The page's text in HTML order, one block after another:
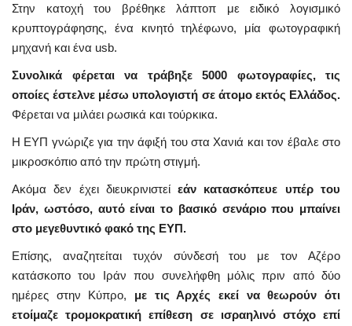
Στην κατοχή του βρέθηκε λάπτοπ με ειδικό λογισμικό
κρυπτογράφησης, ένα κινητό τηλέφωνο, μία φωτογραφική
μηχανή και ένα usb.
Συνολικά φέρεται να τράβηξε 5000 φωτογραφίες, τις
οποίες έστελνε μέσω υπολογιστή σε άτομο εκτός Ελλάδος.
Φέρεται να μιλάει ρωσικά και τούρκικα.
Η ΕΥΠ γνώριζε για την άφιξή του στα Χανιά και τον έβαλε στο
μικροσκόπιο από την πρώτη στιγμή.
Ακόμα δεν έχει διευκρινιστείεάν κατασκόπευε υπέρ του
Ιράν, ωστόσο, αυτό είναι το βασικό σενάριο που μπαίνει
στο μεγεθυντικό φακό της ΕΥΠ.
Επίσης, αναζητείται τυχόν σύνδεσή του με τον Αζέρο
κατάσκοπο του Ιράν που συνελήφθη μόλις πριν από δύο
ημέρες στην Κύπρο, με τις Αρχές εκεί να θεωρούν ότι
ετοίμαζε τρομοκρατική επίθεση σε ισραηλινό στόχο επί